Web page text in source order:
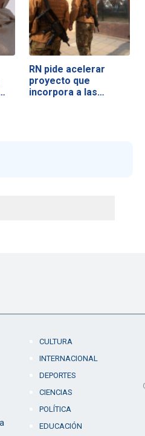
RN pide acelerar
proyecto que
incorpora a las…
CULTURA
INTERNACIONAL
DEPORTES
CIENCIAS
POLÍTICA
EDUCACIÓN